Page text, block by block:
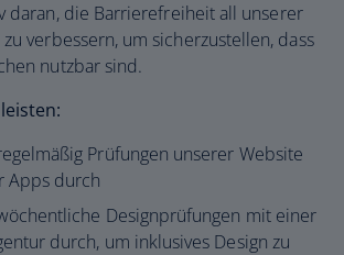
daran, die Barrierefreiheit all unserer
verbessern, um sicherzustellen, dass
nutzbar sind.
Prüfungen unserer Website
Apps durch
Designprüfungen mit einer
durch, um inklusives Design zu